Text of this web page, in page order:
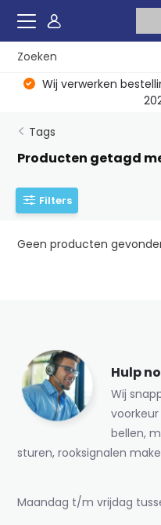
Wij verwerken
Tags
Producten getagd
Filters
Geen producten
Hulp
Wij
bellen,
sturen, rooksignalen
Maandag t/m vrijdag